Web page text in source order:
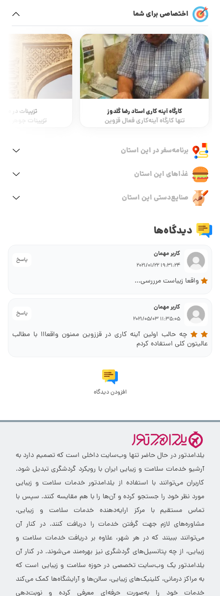
اختصاصی برای شما
کارگاه آینه کاری استاد رضا گلدوز
تنها کارگاه آینه‌کاری فعال قزوین
تزیینات در
تزیینات جوهر
برنامه‌سفر‌ در این استان
غذاهای این استان
صنایع‌دستی این استان
دیدگاه‌ها
پاسخ
کاربر مهمان
19:31:24 2021/01/22
واقعا زیباست مرررسی...
پاسخ
کاربر مهمان
11:35:05 2021/05/03
چه حالب اولین آینه کاری در قززوین ممنون واقعااا با مطالب
عالیتون کلی استفاده کردم
افزودن دیدگاه
یلدامدتور در حال حاضر تنها وب‌سایت داخلی است که تصمیم دارد به
آرشیو خدمات سلامت و زیبایی ایران با رویکرد گردشگری تبدیل شود.
کاربران می‌توانند با استفاده از یلدامدتور خدمات سلامت و زیبایی
مورد نظر خود را جستجو کرده و آن‌ها را با هم مقایسه کنند. سپس با
تماس مستقیم با مرکز ارایه‌دهنده خدمات سلامت و زیبایی،
مشاوره‌های لازم جهت گرفتن خدمات را دریافت کنند. در کنار آن
می‌توانند ببینند که در هر شهر، علاوه بر دریافت خدمات سلامت و
زیبایی، از چه پتانسیل‌های گردشگری نیز بهره‌مند می‌شوند. در کنار آن
یلدامدتور یک وب‌سایت تخصصی در حوزه سلامت و زیبایی است که
به مراکز درمانی، کلینیک‌های زیبایی، سالن‌ها و آرایشگاه‌ها کمک می‌کند
خدمات خود را به‌صورت حرفه‌ای معرفی کرده و نوبت‌دهی